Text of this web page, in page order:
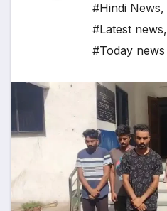
#Hindi News,
#Latest news,
#Today news